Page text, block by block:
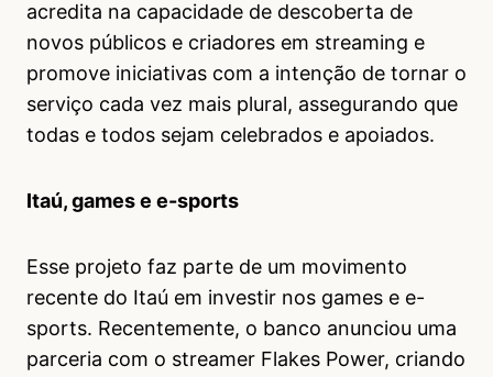
acredita na capacidade de descoberta de
novos públicos e criadores em streaming e
promove iniciativas com a intenção de tornar o
serviço cada vez mais plural, assegurando que
todas e todos sejam celebrados e apoiados.
Itaú, games e e-sports
Esse projeto faz parte de um movimento
recente do Itaú em investir nos games e e-
sports. Recentemente, o banco anunciou uma
parceria com o streamer Flakes Power, criando